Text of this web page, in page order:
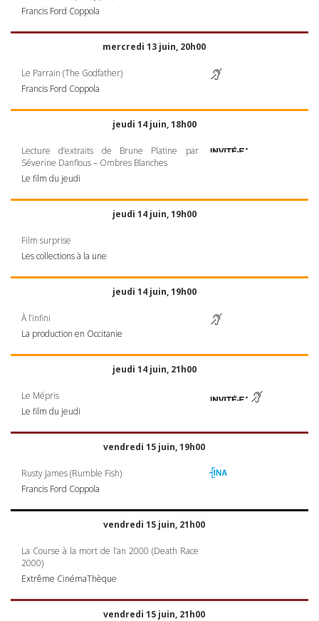
Francis Ford Coppola
mercredi 13 juin, 20h00
Le Parrain (The Godfather)
Francis Ford Coppola
jeudi 14 juin, 18h00
Lecture d’extraits de Brune Platine par
Séverine Danflous – Ombres Blanches
Le film du jeudi
jeudi 14 juin, 19h00
Film surprise
Les collections à la une
jeudi 14 juin, 19h00
À l’infini
La production en Occitanie
jeudi 14 juin, 21h00
Le Mépris
Le film du jeudi
vendredi 15 juin, 19h00
Rusty James (Rumble Fish)
Francis Ford Coppola
vendredi 15 juin, 21h00
La Course à la mort de l’an 2000 (Death Race
2000)
Extrême CinémaThèque
vendredi 15 juin, 21h00